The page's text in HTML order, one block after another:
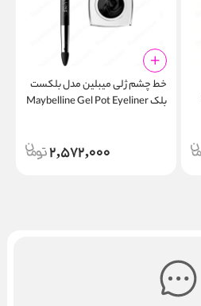
خط چشم ژلی میبلین مدل بلکست
بلک Maybelline Gel Pot Eyeliner
2,572,000